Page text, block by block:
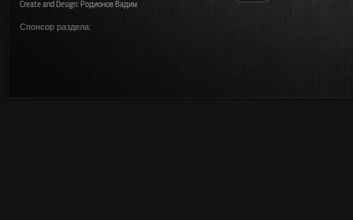
Create and Design: Родионов Вадим
Спонсор раздела: